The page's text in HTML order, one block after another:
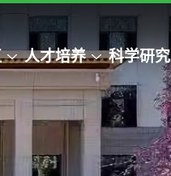
人才培养 科学研究